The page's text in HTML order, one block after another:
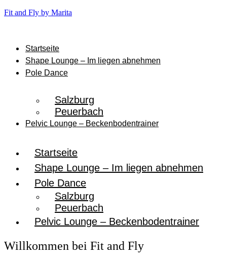
Fit and Fly by Marita
Startseite
Shape Lounge – Im liegen abnehmen
Pole Dance
Salzburg
Peuerbach
Pelvic Lounge – Beckenbodentrainer
Startseite
Shape Lounge – Im liegen abnehmen
Pole Dance
Salzburg
Peuerbach
Pelvic Lounge – Beckenbodentrainer
Willkommen bei Fit and Fly